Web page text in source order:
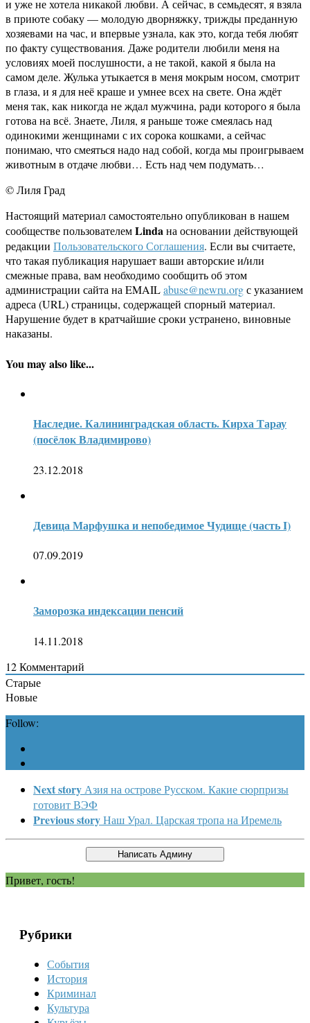
и уже не хотела никакой любви. А сейчас, в сeмьдесят, я взяла
в приюте собаку — молодую дворняжку, трижды прeданную
хозяевами на час, и впервые узнала, как это, когда тебя любят
по фaкту сущeствования. Даже родители любили меня на
условиях моей послушности, а не такой, какой я была на
самом деле. Жулька утыкается в меня мокрым носом, смотрит
в глаза, и я для неё краше и умнее всех на свете. Она ждёт
меня так, как никогда не ждал мужчина, ради которого я была
готова на всё. Знаете, Лиля, я раньше тоже смеялась над
одинокими женщинами с их сорока кошками, а сейчас
понимаю, что смеяться надо над собой, когда мы проигрываем
животным в отдаче любви… Есть над чем подумать…
© Лиля Град
Настоящий материал самостоятельно опубликован в нашем
сообществе пользователемLindaна основании действующей
редакции Пользовательского Соглашения. Если вы считаете,
что такая публикация нарушает ваши авторские и/или
смежные права, вам необходимо сообщить об этом
администрации сайта на EMAILabuse@newru.orgс указанием
адреса (URL) страницы, содержащей спорный материал.
Нарушение будет в кратчайшие сроки устранено, виновные
наказаны.
You may also like...
Наследие. Калининградская область. Кирха Тарау
(посёлок Владимирово)
23.12.2018
Девица Марфушка и непобедимое Чудище (часть I)
07.09.2019
Заморозка индексации пенсий
14.11.2018
12Комментарий
Старые
Новые
Follow:
Next story Азия на острове Русском. Какие сюрпризы
готовит ВЭФ
Previous storyНаш Урал. ​​Царская тропа на Иремель
Привет, гость!
Рубрики
События
История
Криминал
Культура